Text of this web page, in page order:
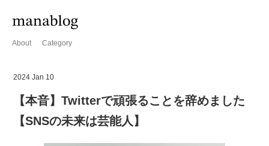
About Category
2024 Jan 10
【本音】Twitterで頑張ることを辞めました
【SNSの未来は芸能人】